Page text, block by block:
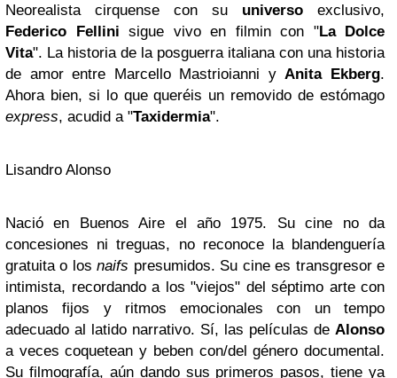
Neorealista cirquense con su universo exclusivo,
Federico Fellini sigue vivo en filmin con "La Dolce
Vita". La historia de la posguerra italiana con una historia
de amor entre Marcello Mastrioianni y Anita Ekberg.
Ahora bien, si lo que queréis un removido de estómago
express, acudid a "Taxidermia".
Lisandro Alonso
Nació en Buenos Aire el año 1975. Su cine no da
concesiones ni treguas, no reconoce la blandenguería
gratuita o losnaifs presumidos. Su cine es transgresor e
intimista, recordando a los "viejos" del séptimo arte con
planos fijos y ritmos emocionales con un tempo
adecuado al latido narrativo. Sí, las películas de Alonso
a veces coquetean y beben con/del género documental.
Su filmografía, aún dando sus primeros pasos, tiene ya